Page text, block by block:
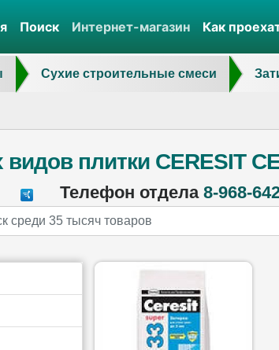
Поиск Интернет-магазин Как
Сухие строительные смеси
видов плитки CERESIT
Телефон отдела 8-968-